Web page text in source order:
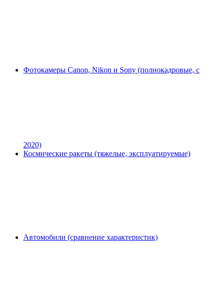
Фотокамеры Canon, Nikon и Sony (полнокадровые, с
2020)
Космические ракеты (тяжелые, эксплуатируемые)
Автомобили (сравнение характеристик)